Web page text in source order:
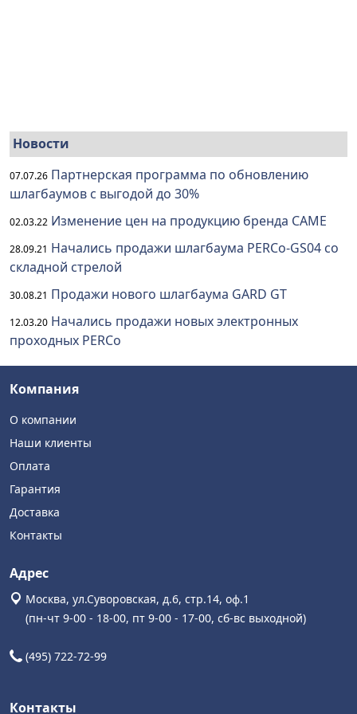
Новости
07.07.26 Партнерская программа по обновлению
шлагбаумов с выгодой до 30%
02.03.22 Изменение цен на продукцию бренда CAME
28.09.21 Начались продажи шлагбаума PERCo-GS04 со
складной стрелой
30.08.21 Продажи нового шлагбаума GARD GT
12.03.20 Начались продажи новых электронных
проходных PERCo
Компания
О компании
Наши клиенты
Оплата
Гарантия
Доставка
Контакты
Адрес
Москва, ул.Суворовская, д.6, стр.14, оф.1
(пн-чт 9-00 - 18-00, пт 9-00 - 17-00, сб-вс выходной)
(495) 722-72-99
Контакты